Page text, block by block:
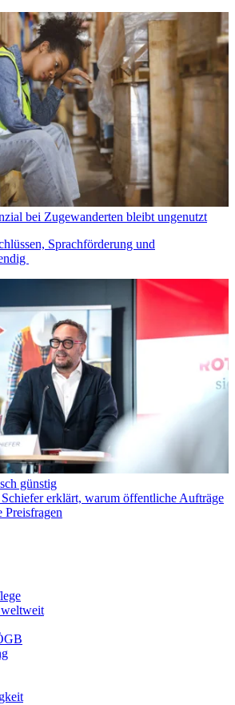
bei Zugewanderten bleibt ungenutzt
Sprachförderung und
günstig
erklärt, warum öffentliche Aufträge
Preisfragen